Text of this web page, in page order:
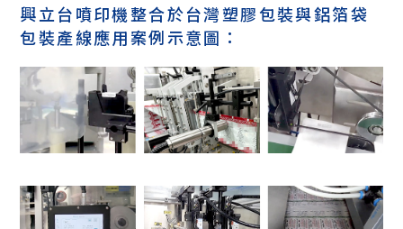
興立台噴印機整合於台灣塑膠包裝與鋁箔袋
包裝產線應用案例示意圖：